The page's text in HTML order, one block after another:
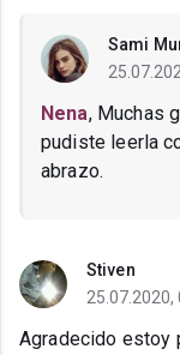
Sami
Nena, Muchas
pudiste leerla
abrazo.
Stiven
25.07.2020,
Agradecido estoy